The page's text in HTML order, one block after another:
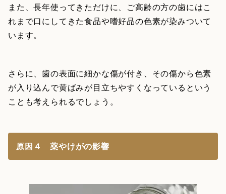
また、長年使ってきただけに、ご高齢の方の歯にはこ
れまで口にしてきた食品や嗜好品の色素が染みついて
います。
さらに、歯の表面に細かな傷が付き、その傷から色素
が入り込んで黄ばみが目立ちやすくなっているという
ことも考えられるでしょう。
原因４ 薬やけがの影響